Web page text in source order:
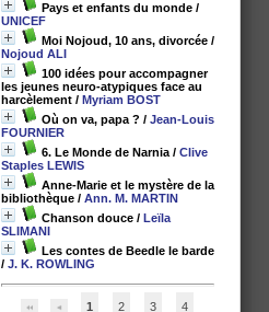
Pays et enfants du monde /
UNICEF
Moi Nojoud, 10 ans, divorcée /
Nojoud ALI
100 idées pour accompagner
les jeunes neuro-atypiques face au
harcèlement / Myriam BOST
Où on va, papa ? / Jean-Louis
FOURNIER
6. Le Monde de Narnia / Clive
Staples LEWIS
Anne-Marie et le mystère de la
bibliothèque / Ann. M. MARTIN
Chanson douce / Leïla
SLIMANI
Les contes de Beedle le barde
/ J. K. ROWLING
1 2 3 4